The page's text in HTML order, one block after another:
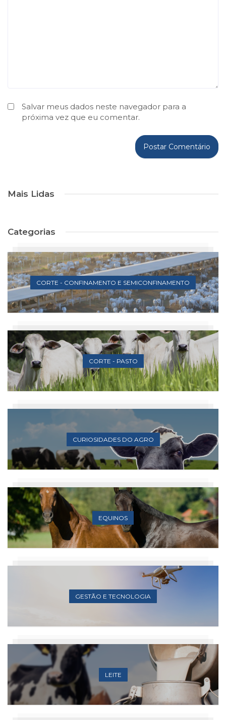
Salvar meus dados neste navegador para a
próxima vez que eu comentar.
Mais Lidas
Categorias
CORTE - CONFINAMENTO E SEMICONFINAMENTO
CORTE - PASTO
CURIOSIDADES DO AGRO
EQUINOS
GESTÃO E TECNOLOGIA
LEITE